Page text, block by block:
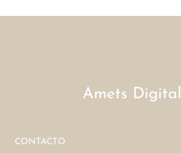
Amets Digital
CONTACTO